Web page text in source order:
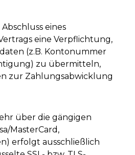
eines
eine Verpflichtung,
(z.B. Kontonummer
zu übermitteln,
zur Zahlungsabwicklung
über die gängigen
MasterCard,
erfolgt ausschließlich